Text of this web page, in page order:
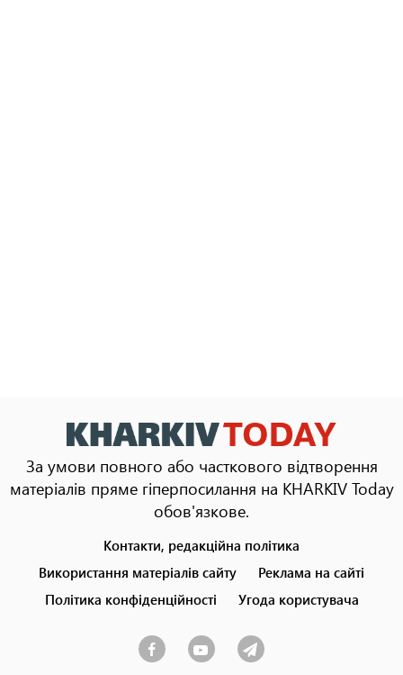
За умови повного або часткового відтворення
матеріалів пряме гіперпосилання на KHARKIV Today
обов'язкове.
menu
Контакти, редакційна політика
Використання матеріалів сайту
Реклама на сайті
Політика конфіденційності
Угода користувача